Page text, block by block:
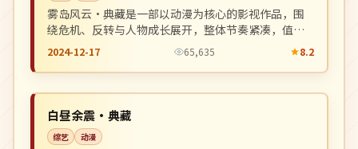
雾岛风云·典藏是一部以动漫为核心的影视作品，围
绕危机、反转与人物成长展开，整体节奏紧凑，值得
推荐观看。
2024-12-17 65,635 8.2
日本
白昼余震·典藏
综艺 动漫